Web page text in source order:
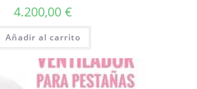
4.200,00 €
Añadir al carrito